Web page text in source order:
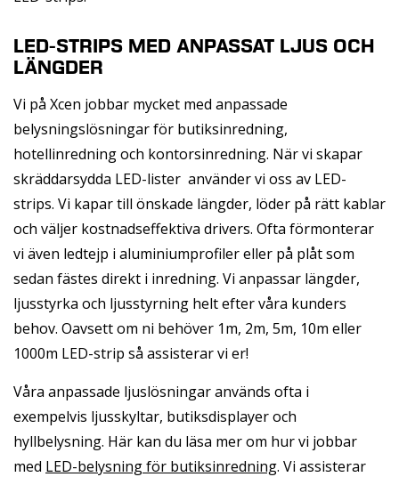
LED-STRIPS MED ANPASSAT LJUS OCH
LÄNGDER
Vi på Xcen jobbar mycket med anpassade
belysningslösningar för butiksinredning,
hotellinredning och kontorsinredning. När vi skapar
skräddarsydda LED-lister använder vi oss av LED-
strips. Vi kapar till önskade längder, löder på rätt kablar
och väljer kostnadseffektiva drivers. Ofta förmonterar
vi även ledtejp i aluminiumprofiler eller på plåt som
sedan fästes direkt i inredning. Vi anpassar längder,
ljusstyrka och ljusstyrning helt efter våra kunders
behov. Oavsett om ni behöver 1m, 2m, 5m, 10m eller
1000m LED-strip så assisterar vi er!
Våra anpassade ljuslösningar används ofta i
exempelvis ljusskyltar, butiksdisplayer och
hyllbelysning. Här kan du läsa mer om hur vi jobbar
med LED-belysning för butiksinredning. Vi assisterar